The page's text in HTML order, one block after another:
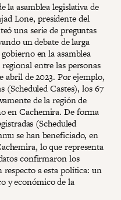
la asamblea legislativa de
Lone, presidente del
una serie de preguntas
un debate de larga
en la asamblea
entre las personas
abril de 2023. Por ejemplo,
(Scheduled Castes), los 67
de la región de
en Cachemira. De forma
(Scheduled
se han beneficiado, en
lo que representa
confirmaron los
a esta política: un
y económico de la